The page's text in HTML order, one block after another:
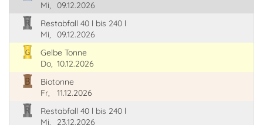
Mi,
09.12.2026
Restabfall 40 l bis 240 l
Mi,
09.12.2026
Gelbe Tonne
Do, 10.12.2026
Biotonne
Fr,
11.12.2026
Restabfall 40 l bis 240 l
Mi,
23.12.2026